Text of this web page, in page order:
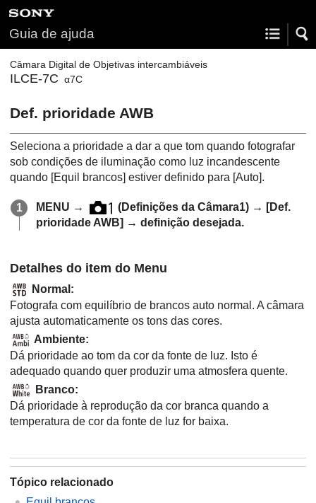
Guia de ajuda
Câmara Digital de Objetivas intercambiáveis
ILCE-7C α7C
Def. prioridade AWB
Seleciona a prioridade a dar a que tom quando fotografar
sob condições de iluminação como luz incandescente
quando [Equil brancos] estiver definido para [Auto].
MENU → (Definições da Câmara1) → [Def.
prioridade AWB] → definição desejada.
Detalhes do item do Menu
Normal :
Fotografa com equilíbrio de brancos auto normal. A câmara
ajusta automaticamente os tons das cores.
Ambiente:
Dá prioridade ao tom da cor da fonte de luz. Isto é
adequado quando quer produzir uma atmosfera quente.
Branco:
Dá prioridade à reprodução da cor branca quando a
temperatura de cor da fonte de luz for baixa.
Tópico relacionado